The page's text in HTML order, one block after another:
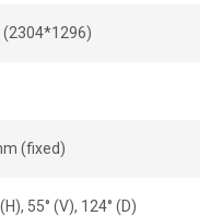
(2304*1296)
(fixed)
55° (V), 124° (D)